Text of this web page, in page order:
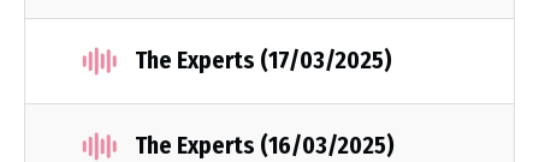
The Experts (17/03/2025)
The Experts (16/03/2025)